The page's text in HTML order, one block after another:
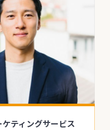
ティングサービス